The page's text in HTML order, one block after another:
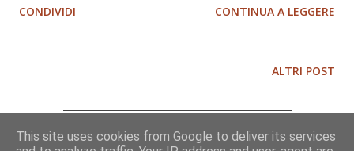
da Tempesta Editore, e reading dell’autore Dal prologo:
Appesantita da significative esperienze. E da fondamentali
consapevolezze impreziosita. Leggete pure adulta, se il
CONDIVIDI CONTINUA A LEGGERE
ALTRI POST
This site uses cookies from Google to deliver its services